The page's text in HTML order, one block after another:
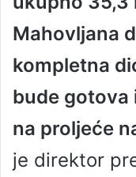
Mahovljana
kompletna
bude gotova
na proljeće
je direktor